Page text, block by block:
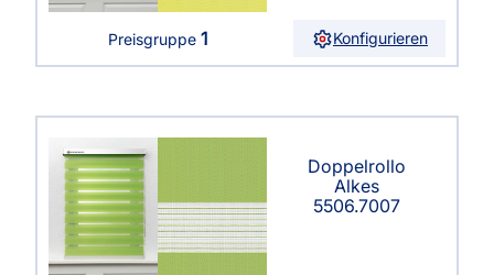
Preisgruppe 1 Konfigurieren
Doppelrollo
Alkes
5506.7007